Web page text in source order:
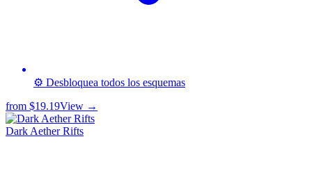
⚙️ Desbloquea todos los esquemas
from $19.19View →
Dark Aether Rifts